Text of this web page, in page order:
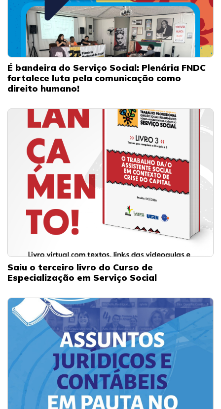
É bandeira do Serviço Social: Plenária FNDC
fortalece luta pela comunicação como
direito humano!
Saiu o terceiro livro do Curso de
Especialização em Serviço Social